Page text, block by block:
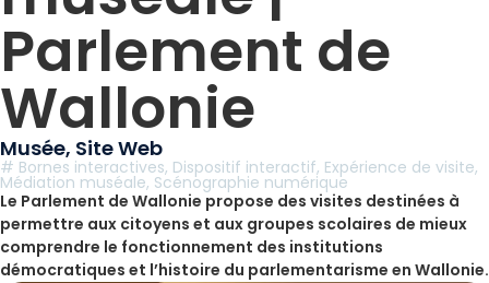
Parlement de
Wallonie
Musée, Site Web
# Bornes interactives, Dispositif interactif, Expérience de visite,
Médiation muséale, Scénographie numérique
Le Parlement de Wallonie propose des visites destinées à
permettre aux citoyens et aux groupes scolaires de mieux
comprendre le fonctionnement des institutions
démocratiques et l’histoire du parlementarisme en Wallonie.